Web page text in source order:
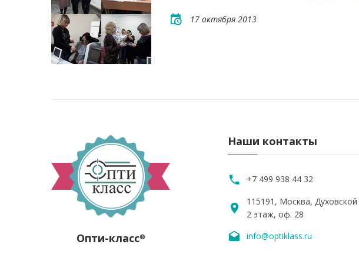
17 октября 2013
Опти-класс®
Наши контакты
+7 499 938 44 32
115191, Москва, Духовской
2 этаж, оф. 28
info@optiklass.ru